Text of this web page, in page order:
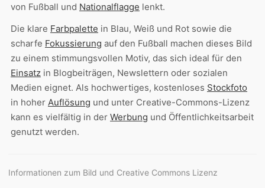
von Fußball und Nationalflagge lenkt.
Die klare Farbpalette in Blau, Weiß und Rot sowie die
scharfe Fokussierung auf den Fußball machen dieses Bild
zu einem stimmungsvollen Motiv, das sich ideal für den
Einsatz in Blogbeiträgen, Newslettern oder sozialen
Medien eignet. Als hochwertiges, kostenloses Stockfoto
in hoher Auflösung und unter Creative-Commons-Lizenz
kann es vielfältig in der Werbung und Öffentlichkeitsarbeit
genutzt werden.
Informationen zum Bild und Creative Commons Lizenz